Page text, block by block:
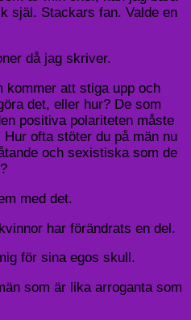
själ. Stackars fan. Valde en
då jag skriver.
kommer att stiga upp och
det, eller hur? De som
positiva polariteten måste
ofta stöter du på män nu
och sexistiska som de
med det.
har förändrats en del.
för sina egos skull.
som är lika arroganta som